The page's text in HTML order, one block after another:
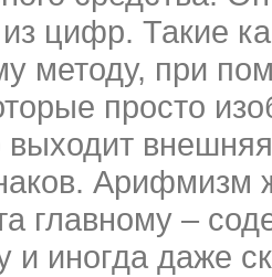
цифр. Такие
методу, при
просто
выходит
Арифмизм
главному –
и иногда даже